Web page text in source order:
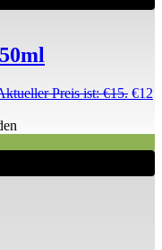
Preis ist: €15. €12